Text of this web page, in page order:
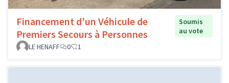
Financement d'un Véhicule de
Premiers Secours à Personnes
Soumis
au vote
LE HENAFF
0 1